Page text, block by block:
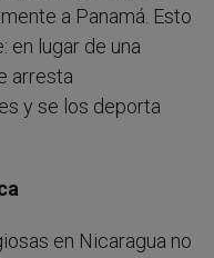
a Panamá. Esto
en lugar de una
arresta
y se los deporta
en Nicaragua no